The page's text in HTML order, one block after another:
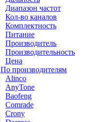
Диапазон частот
Кол-во каналов
Комплектность
Питание
Производитель
Производительность
Цена
По производителям
Alinco
AnyTone
Baofeng
Comrade
Crony